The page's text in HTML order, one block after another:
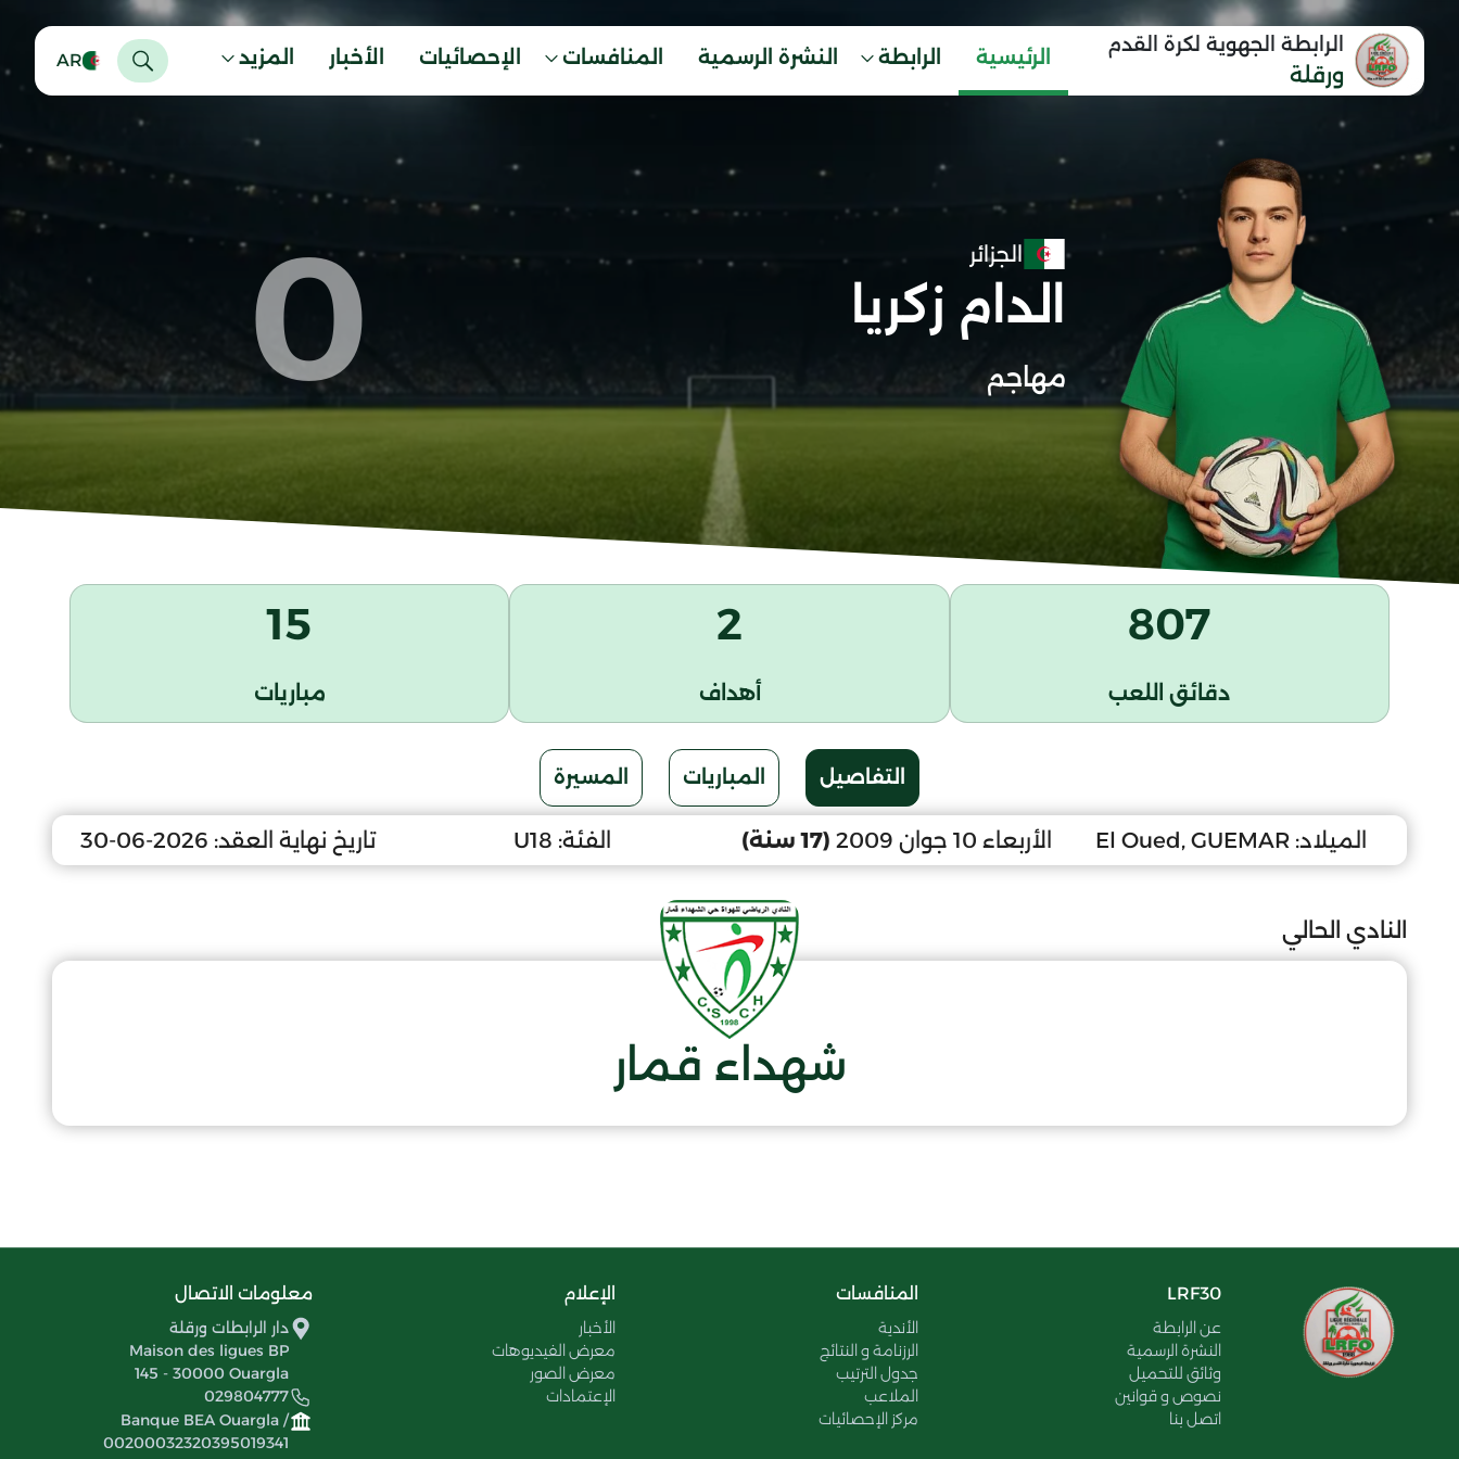
الرابطة الجهوية لكرة القدم
ورقلة
الرئيسية الرابطة النشرة الرسمية المنافسات الإحصائيات الأخبار المزيد AR
الجزائر
الدام زكريا
مهاجم 0
807
دقائق اللعب
2
أهداف
15
مباريات
التفاصيل المباريات المسيرة
الميلاد: El Oued, GUEMAR الأربعاء 10 جوان 2009 (17 سنة) الفئة: U18 تاريخ نهاية العقد: 2026-06-30
النادي الحالي
شهداء قمار
LRF30
عن الرابطة
النشرة الرسمية
وثائق للتحميل
نصوص و قوانين
اتصل بنا
المنافسات
الأندية
الرزنامة و النتائج
جدول الترتيب
الملاعب
مركز الإحصائيات
الإعلام
الأخبار
معرض الفيديوهات
معرض الصور
الإعتمادات
معلومات الاتصال
دار الرابطات ورقلة
Maison des ligues BP
145 - 30000 Ouargla
029804777
Banque BEA Ouargla /
00200032320395019341